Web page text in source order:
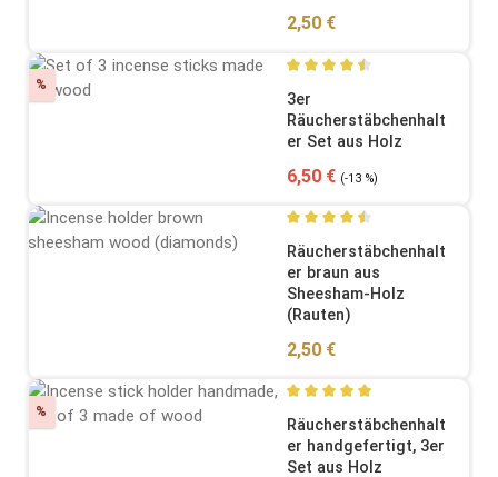
Regulärer Preis:
2,50 €
% Rabatt Durchschnittliche
3er
Räucherstäbchenhalt
er Set aus Holz
Verkaufspreis:
6,50 € Regulärer Preis:
(-13 %)
Durchschnittliche
Räucherstäbchenhalt
er braun aus
Sheesham-Holz
(Rauten)
Regulärer Preis:
2,50 €
% Rabatt Durchschnittliche
Räucherstäbchenhalt
er handgefertigt, 3er
Set aus Holz